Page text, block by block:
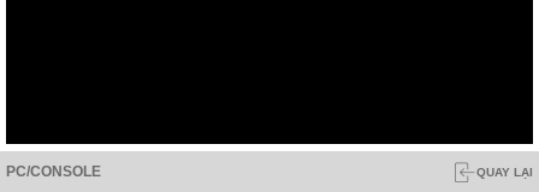
PC/CONSOLE QUAY LẠI